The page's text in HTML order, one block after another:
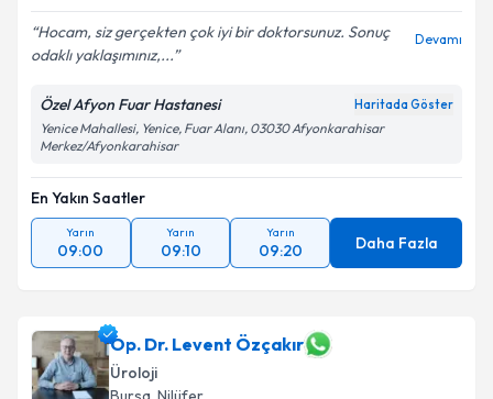
Hocam, siz gerçekten çok iyi bir doktorsunuz. Sonuç
odaklı yaklaşımınız,...
Devamı
Özel Afyon Fuar Hastanesi Haritada Göster
Yenice Mahallesi, Yenice, Fuar Alanı, 03030 Afyonkarahisar
Merkez/Afyonkarahisar
En Yakın Saatler
Yarın
09:00
Yarın
09:10
Yarın
09:20 Daha Fazla
Op. Dr. Levent Özçakır
Üroloji